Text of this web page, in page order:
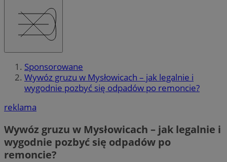
Sponsorowane
Wywóz gruzu w Mysłowicach – jak legalnie i
wygodnie pozbyć się odpadów po remoncie?
reklama
Wywóz gruzu w Mysłowicach – jak legalnie i
wygodnie pozbyć się odpadów po
remoncie?